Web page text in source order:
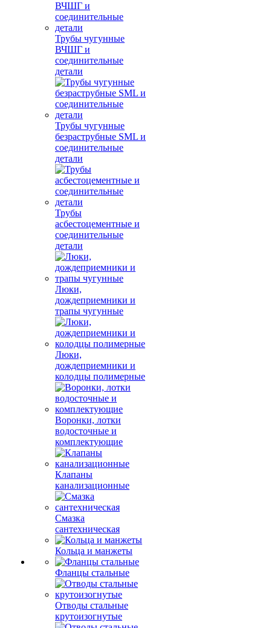
Трубы чугунные
ВЧШГ и
соединительные
детали
Трубы чугунные
безраструбные SML и
соединительные
детали
Трубы
асбестоцементные и
соединительные
детали
Люки,
дождеприемники и
трапы чугунные
Люки,
дождеприемники и
колодцы полимерные
Воронки, лотки
водосточные и
комплектующие
Клапаны
канализационные
Смазка
сантехническая
Кольца и манжеты
Фланцы стальные
Отводы стальные
крутоизогнутые